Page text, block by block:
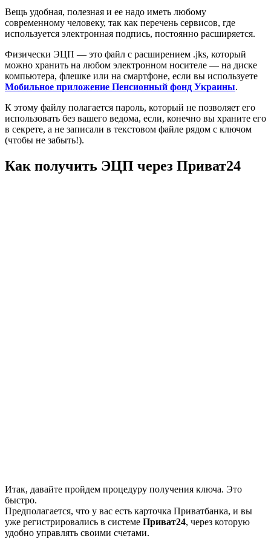
Вещь удобная, полезная и ее надо иметь любому
современному человеку, так как перечень сервисов, где
используется электронная подпись, постоянно расширяется.
Физически ЭЦП — это файл с расширением .jks, который
можно хранить на любом электронном носителе — на диске
компьютера, флешке или на смартфоне, если вы используете
Мобильное приложение Пенсионный фонд Украины.
К этому файлу полагается пароль, который не позволяет его
использовать без вашего ведома, если, конечно вы храните его
в секрете, а не записали в текстовом файле рядом с ключом
(чтобы не забыть!).
Как получить ЭЦП через Приват24
Итак, давайте пройдем процедуру получения ключа. Это
быстро.
Предполагается, что у вас есть карточка Приватбанка, и вы
уже регистрировались в системе Приват24, через которую
удобно управлять своими счетами.